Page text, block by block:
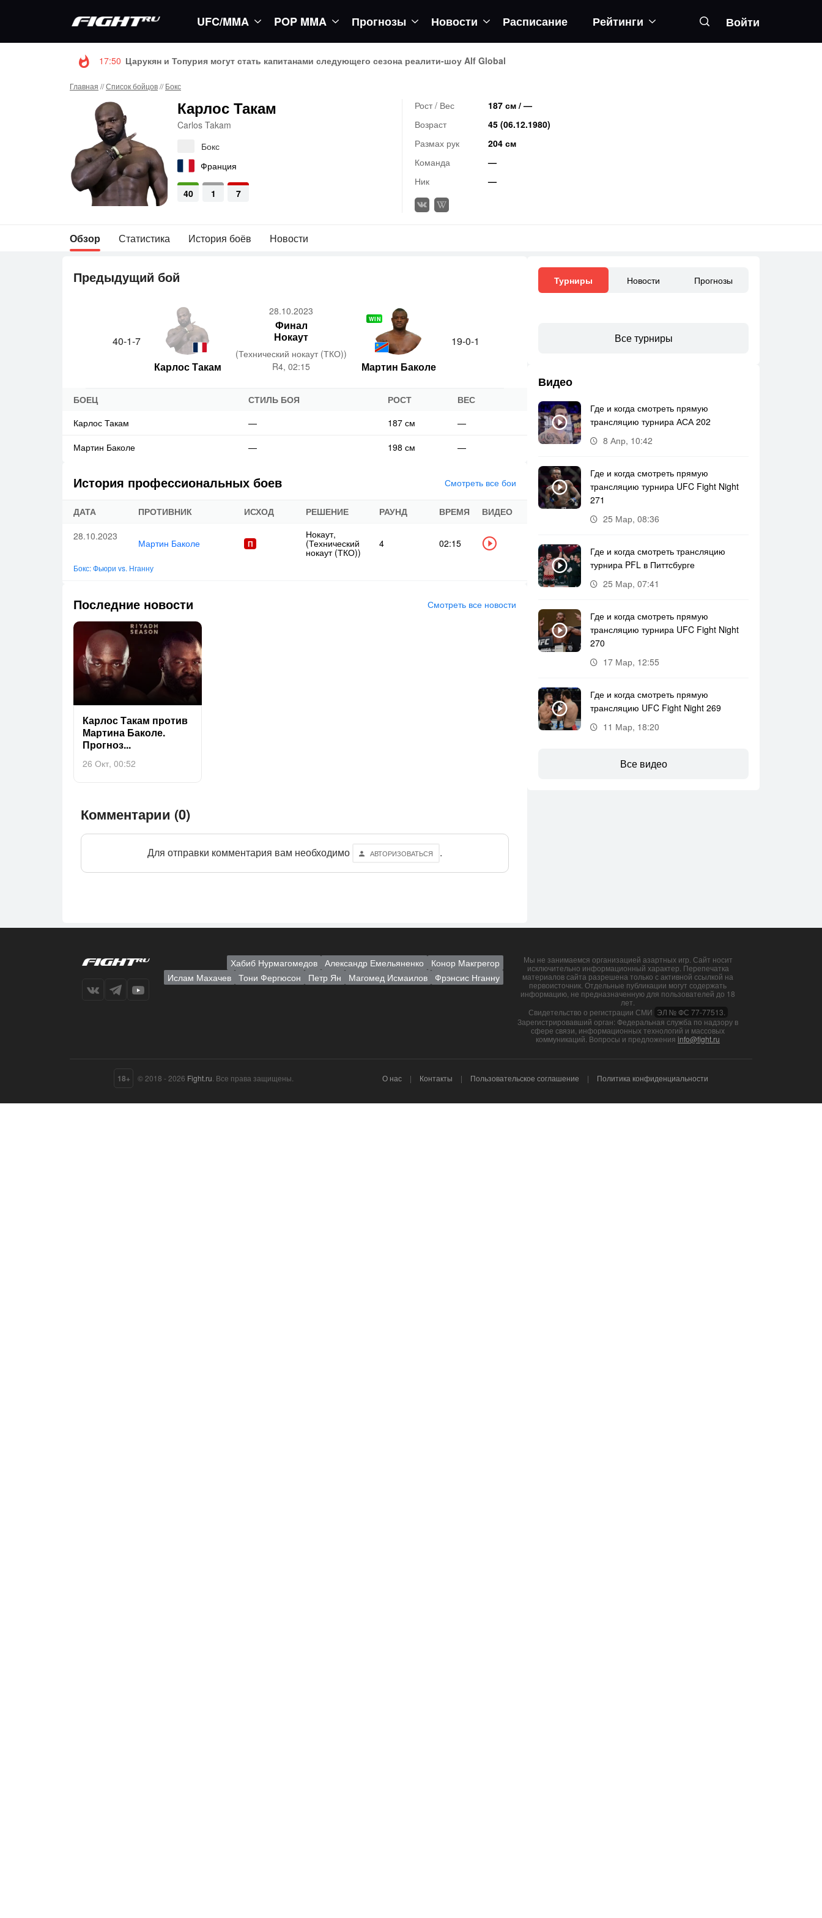
UFC/MMA POP MMA Прогнозы Новости Расписание Рейтинги Войти
17:50 Царукян и Топурия могут стать капитанами следующего сезона реалити-шоу Alf Global
Главная //Список бойцов//Бокс
Карлос Такам
Carlos Takam
Бокс
Франция
40 1 7
Рост / Вес
187 см / —
Возраст
45 (06.12.1980)
Размах рук
204 см
Команда
—
Ник
—
Обзор Статистика История боёв Новости
Предыдущий бой
40-1-7
Карлос Такам
28.10.2023
Финал
Нокаут
(Технический нокаут (ТКО))
R4, 02:15
WIN
Мартин Баколе
19-0-1
БОЕЦ СТИЛЬ БОЯ РОСТ
ВЕС
Карлос Такам
— 187 см
—
Мартин Баколе
— 198 см —
История профессиональных боев Смотреть все бои
ДАТА ПРОТИВНИК ИСХОД РЕШЕНИЕ РАУНД ВРЕМЯ
ВИДЕО
28.10.2023
Мартин Баколе
Нокаут,
(Технический
нокаут (ТКО))
4 02:15
Бокс: Фьюри vs. Нганну
Последние новости Смотреть все новости
Кар­лос Та­кам про­тив
Мар­ти­на Ба­коле.
Прог­ноз...
26 Окт, 00:52
Комментарии (0)
Для отправки комментария вам необходимо АВТОРИЗОВАТЬСЯ .
Турниры Новости Прогнозы
Все турниры
Видео
Где и когда смотреть прямую
трансляцию турнира АСА 202
8 Апр, 10:42
Где и когда смотреть прямую
трансляцию турнира UFC Fight Night
271
25 Мар, 08:36
Где и когда смотреть трансляцию
турнира PFL в Питтсбурге
25 Мар, 07:41
Где и когда смотреть прямую
трансляцию турнира UFC Fight Night
270
17 Мар, 12:55
Где и когда смотреть прямую
трансляцию UFC Fight Night 269
11 Мар, 18:20
Все видео
Хабиб Нурмагомедов Александр Емельяненко
Конор Макгрегор
Ислам Махачев Тони Фергюсон Петр Ян Магомед Исмаилов Фрэнсис Нганну
Мы не занимаемся организацией азартных игр. Сайт носит
исключительно информационный характер. Перепечатка
материалов сайта разрешена только с активной ссылкой на
первоисточник. Отдельные публикации могут содержать
информацию, не предназначенную для пользователей до 18
лет.
Свидетельство о регистрации СМИ ЭЛ № ФС 77-77513.
Зарегистрировавший орган: Федеральная служба по надзору в
сфере связи, информационных технологий и массовых
коммуникаций. Вопросы и предложения info@fight.ru
18+ © 2018 - 2026 Fight.ru . Все права защищены. О нас Контакты Пользовательское соглашение Политика конфиденциальности